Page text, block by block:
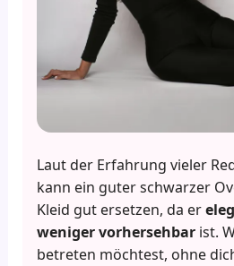
Laut der Erfahrung vieler
kann ein guter schwarzer
Kleid gut ersetzen, da er
weniger vorhersehbar ist.
betreten möchtest, ohne